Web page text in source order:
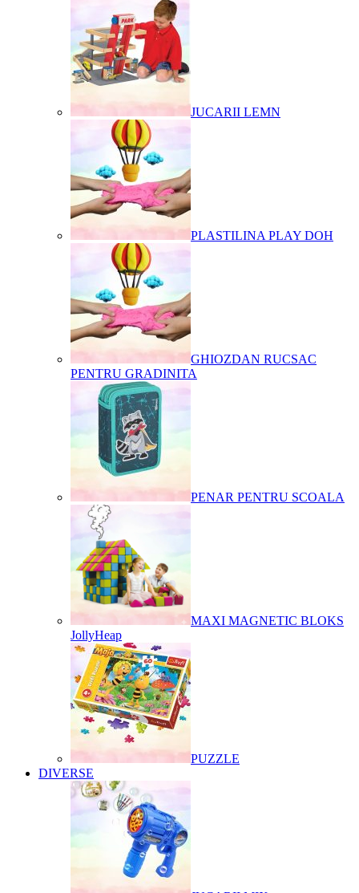
JUCARII LEMN
PLASTILINA PLAY DOH
GHIOZDAN RUCSAC
PENTRU GRADINITA
PENAR PENTRU SCOALA
MAXI MAGNETIC BLOKS
JollyHeap
PUZZLE
DIVERSE